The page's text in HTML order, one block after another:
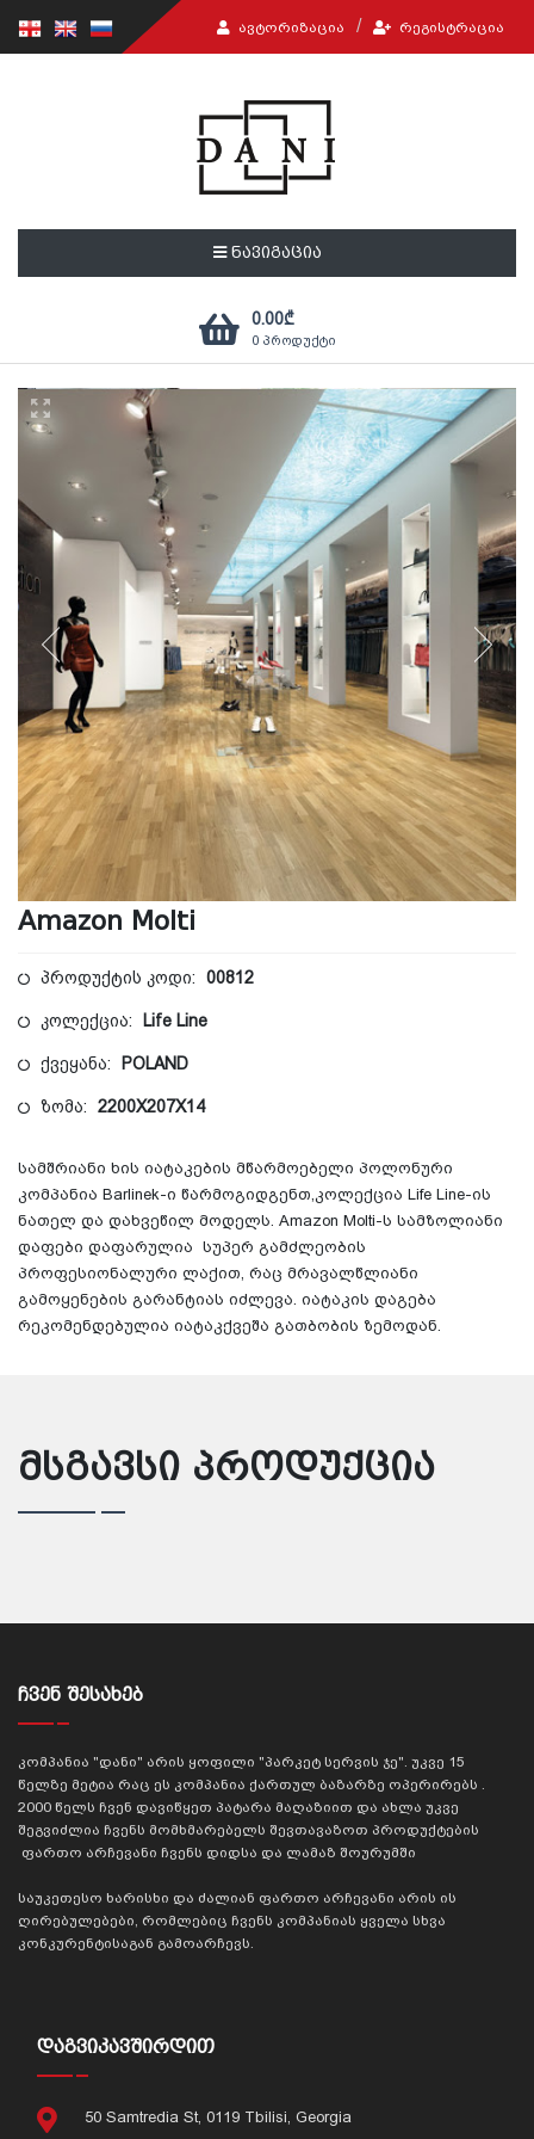
ᲐᲕᲢᲝᲠᲘᲖᲐᲪᲘᲐ ᲠᲔᲒᲘᲡᲢᲠᲐᲪᲘᲐ
ნავიგაცია
0.00₾
0პროდუქტი
Amazon Molti
პროდუქტის კოდი: 00812
კოლექცია: Life Line
ქვეყანა: POLAND
ზომა: 2200X207X14
სამშრიანი ხის იატაკების მწარმოებელი პოლონური
კომპანია Barlinek-ი წარმოგიდგენთ,კოლექცია Life Line-ის
ნათელ და დახვეწილ მოდელს. Amazon Molti-ს სამზოლიანი
დაფები დაფარულია სუპერ გამძლეობის
პროფესიონალური ლაქით, რაც მრავალწლიანი
გამოყენების გარანტიას იძლევა. იატაკის დაგება
რეკომენდებულია იატაკქვეშა გათბობის ზემოდან.
მსგავსი პროდუქცია
ᲩᲕᲔᲜ ᲨᲔᲡᲐᲮᲔᲑ
კომპანია "დანი" არის ყოფილი "პარკეტ სერვის ჯე". უკვე 15
წელზე მეტია რაც ეს კომპანია ქართულ ბაზარზე ოპერირებს .
2000 წელს ჩვენ დავიწყეთ პატარა მაღაზიით და ახლა უკვე
შეგვიძლია ჩვენს მომხმარებელს შევთავაზოთ პროდუქტების
ფართო არჩევანი ჩვენს დიდსა და ლამაზ შოურუმში
საუკეთესო ხარისხი და ძალიან ფართო არჩევანი არის ის
ღირებულებები, რომლებიც ჩვენს კომპანიას ყველა სხვა
კონკურენტისაგან გამოარჩევს.
ᲓᲐᲒᲕᲘᲙᲐᲕᲨᲘᲠᲓᲘᲗ
50 Samtredia St, 0119 Tbilisi, Georgia